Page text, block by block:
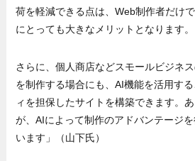
荷を軽減できる点は、Web制作者だけ
にとっても大きなメリットとなります。
さらに、個人商店などスモールビジネ
を制作する場合にも、AI機能を活用す
ィを担保したサイトを構築できます。
が、AIによって制作のアドバンテージ
います」（山下氏）